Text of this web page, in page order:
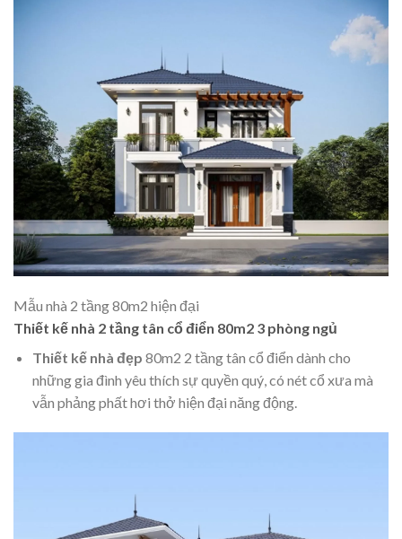
Mẫu nhà 2 tầng 80m2 hiện đại
Thiết kế nhà 2 tầng tân cổ điển 80m2 3 phòng ngủ
Thiết kế nhà đẹp 80m2 2 tầng tân cổ điển dành cho
những gia đình yêu thích sự quyền quý, có nét cổ xưa mà
vẫn phảng phất hơi thở hiện đại năng động.